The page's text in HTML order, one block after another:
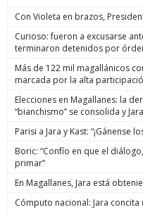
Con Violeta en brazos,
Curioso: fueron a excusarse
terminaron detenidos por
Más de 122 mil magallánicos
marcada por la alta
Elecciones en Magallanes: la
“bianchismo” se consolida y
Parisi a Jara y Kast: “¡Gánense
Boric: “Confío en que el
primar”
En Magallanes, Jara está
Cómputo nacional: Jara concita